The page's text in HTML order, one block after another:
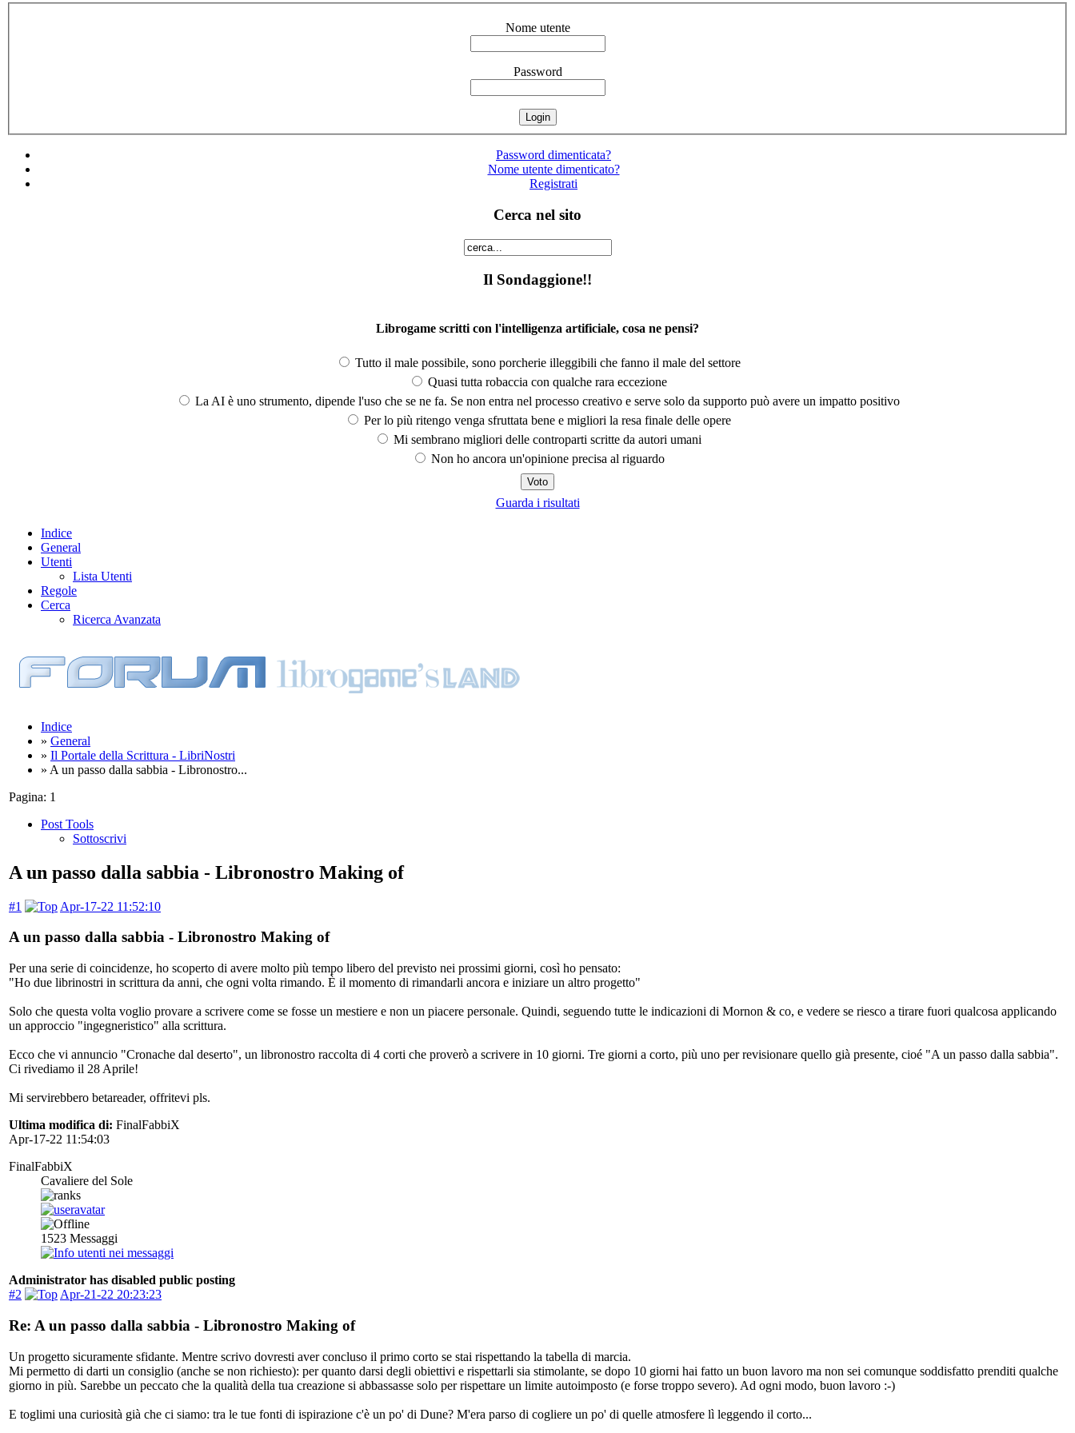
Nome utente
Password
Password dimenticata?
Nome utente dimenticato?
Registrati
Cerca nel sito
Il Sondaggione!!
Librogame scritti con l'intelligenza artificiale, cosa ne pensi?
Tutto il male possibile, sono porcherie illeggibili che fanno il male del settore
Quasi tutta robaccia con qualche rara eccezione
La AI è uno strumento, dipende l'uso che se ne fa. Se non entra nel processo creativo e serve solo da supporto può avere un impatto positivo
Per lo più ritengo venga sfruttata bene e migliori la resa finale delle opere
Mi sembrano migliori delle controparti scritte da autori umani
Non ho ancora un'opinione precisa al riguardo
Guarda i risultati
Indice
General
Utenti
Lista Utenti
Regole
Cerca
Ricerca Avanzata
Indice
» General
» Il Portale della Scrittura - LibriNostri
» A un passo dalla sabbia - Libronostro...
Pagina: 1
Post Tools
Sottoscrivi
A un passo dalla sabbia - Libronostro Making of
#1 Apr-17-22 11:52:10
A un passo dalla sabbia - Libronostro Making of
Per una serie di coincidenze, ho scoperto di avere molto più tempo libero del previsto nei prossimi giorni, così ho pensato:
"Ho due librinostri in scrittura da anni, che ogni volta rimando. È il momento di rimandarli ancora e iniziare un altro progetto"
Solo che questa volta voglio provare a scrivere come se fosse un mestiere e non un piacere personale. Quindi, seguendo tutte le indicazioni di Mornon & co, e vedere se riesco a tirare fuori qualcosa applicando
un approccio "ingegneristico" alla scrittura.
Ecco che vi annuncio "Cronache dal deserto", un libronostro raccolta di 4 corti che proverò a scrivere in 10 giorni. Tre giorni a corto, più uno per revisionare quello già presente, cioé "A un passo dalla sabbia".
Ci rivediamo il 28 Aprile!
Mi servirebbero betareader, offritevi pls.
Ultima modifica di: FinalFabbiX
Apr-17-22 11:54:03
FinalFabbiX
Cavaliere del Sole
1523 Messaggi
Administrator has disabled public posting
#2
Apr-21-22 20:23:23
Re: A un passo dalla sabbia - Libronostro Making of
Un progetto sicuramente sfidante. Mentre scrivo dovresti aver concluso il primo corto se stai rispettando la tabella di marcia.
Mi permetto di darti un consiglio (anche se non richiesto): per quanto darsi degli obiettivi e rispettarli sia stimolante, se dopo 10 giorni hai fatto un buon lavoro ma non sei comunque soddisfatto prenditi qualche
giorno in più. Sarebbe un peccato che la qualità della tua creazione si abbassasse solo per rispettare un limite autoimposto (e forse troppo severo). Ad ogni modo, buon lavoro :-)
E toglimi una curiosità già che ci siamo: tra le tue fonti di ispirazione c'è un po' di Dune? M'era parso di cogliere un po' di quelle atmosfere lì leggendo il corto...